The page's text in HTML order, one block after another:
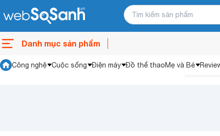
Danh mục sản phẩm
Công nghệ Cuộc sống Điện máy Đồ thể thaoMẹ và Bé